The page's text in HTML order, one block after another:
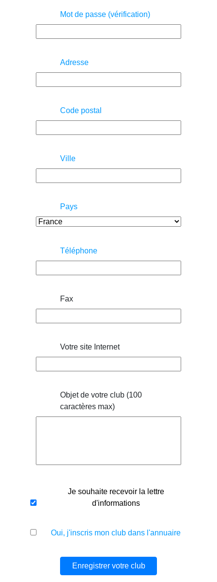
Mot de passe (vérification)
Adresse
Code postal
Ville
Pays
Téléphone
Fax
Votre site Internet
Objet de votre club (100
caractères max)
Je souhaite recevoir la lettre
d'informations
Oui, j'inscris mon club dans l'annuaire